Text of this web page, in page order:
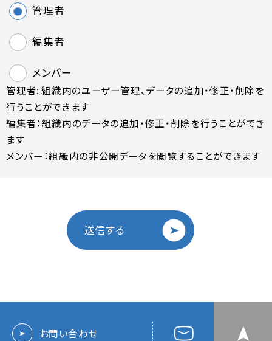
管理者
編集者
メンバー
管理者: 組織内のユーザー管理、データの追加・修正・削除を
行うことができます
編集者：組織内のデータの追加・修正・削除を行うことができ
ます
メンバー：組織内の非公開データを閲覧することができます
お問い合わせ